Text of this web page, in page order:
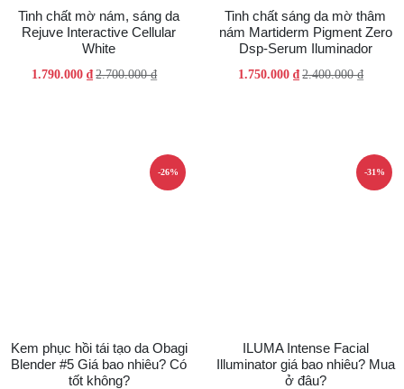
Tinh chất mờ nám, sáng da
Rejuve Interactive Cellular
White
2.700.000₫
Giá
1.790.000 ₫ Giá
Tinh chất sáng da mờ thâm
nám Martiderm Pigment Zero
Dsp-Serum Iluminador
2.400.000₫
Giá
1.750.000 ₫ Giá
-26%
Kem phục hồi tái tạo da Obagi
Blender #5 Giá bao nhiêu? Có
tốt không?
-31%
ILUMA Intense Facial
Illuminator giá bao nhiêu? Mua
ở đâu?